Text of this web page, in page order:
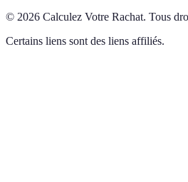
© 2026 Calculez Votre Rachat. Tous
Certains liens sont des liens affiliés.